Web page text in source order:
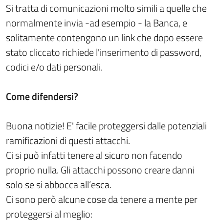
Si tratta di comunicazioni molto simili a quelle che
normalmente invia -ad esempio - la Banca, e
solitamente contengono un link che dopo essere
stato cliccato richiede l'inserimento di password,
codici e/o dati personali.
Come difendersi?
Buona notizie! E' facile proteggersi dalle potenziali
ramificazioni di questi attacchi.
Ci si può infatti tenere al sicuro non facendo
proprio nulla. Gli attacchi possono creare danni
solo se si abbocca all’esca.
Ci sono però alcune cose da tenere a mente per
proteggersi al meglio: